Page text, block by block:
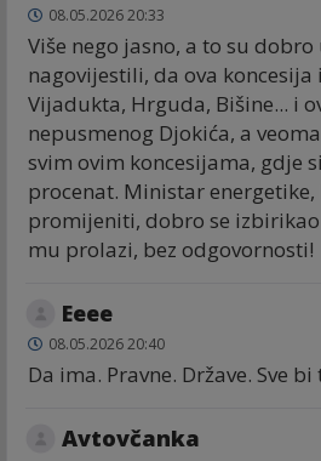
08.05.2026 20:33
Više nego jasno, a to su
nagovijestili, da ova
Vijadukta, Hrguda, Bišine... i
nepusmenog Djokića, a
svim ovim koncesijama, gdje
procenat. Ministar
promijeniti, dobro se izbirikao
mu prolazi, bez odgovornosti!
Eeee
08.05.2026 20:40
Da ima. Pravne. Države. Sve
Avtovčanka